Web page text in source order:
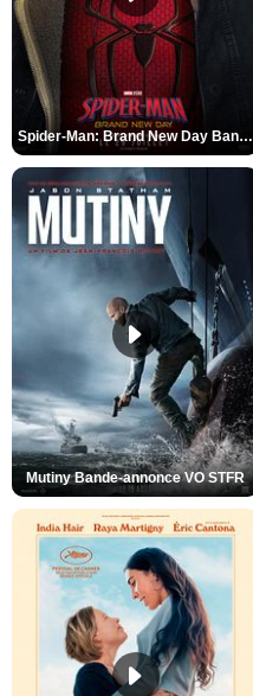
Spider-Man: Brand New Day Bande-annonce VO STFR
Mutiny Bande-annonce VO STFR